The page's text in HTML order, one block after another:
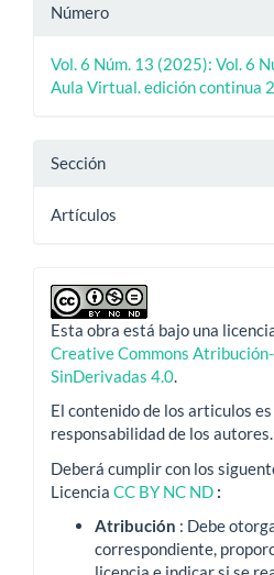
Número
Vol. 6 Núm. 13 (2025): Vol. 6
Aula Virtual. edición continua
Sección
Artículos
Esta obra está bajo una
Creative Commons
SinDerivadas 4.0.
El contenido de los articulos
responsabilidad de los autores.
Deberá cumplir con los
Licencia CC BY NC ND :
Atribución : Debe
correspondiente,